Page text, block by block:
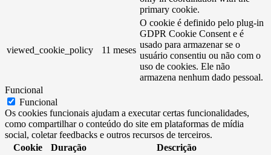
primary cookie.
viewed_cookie_policy 11 meses
O cookie é definido pelo plug-in
GDPR Cookie Consent e é
usado para armazenar se o
usuário consentiu ou não com o
uso de cookies. Ele não
armazena nenhum dado pessoal.
Funcional
Funcional
Os cookies funcionais ajudam a executar certas funcionalidades,
como compartilhar o conteúdo do site em plataformas de mídia
social, coletar feedbacks e outros recursos de terceiros.
Cookie
Duração Descrição